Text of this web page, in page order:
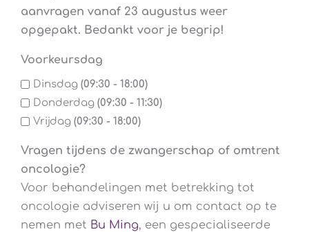
aanvragen vanaf 23 augustus weer
opgepakt. Bedankt voor je begrip!
Voorkeursdag
Dinsdag (09:30 - 18:00)
Donderdag (09:30 - 11:30)
Vrijdag (09:30 - 18:00)
Vragen tijdens de zwangerschap of omtrent
oncologie?
Voor behandelingen met betrekking tot
oncologie adviseren wij u om contact op te
nemen met Bu Ming, een gespecialiseerde